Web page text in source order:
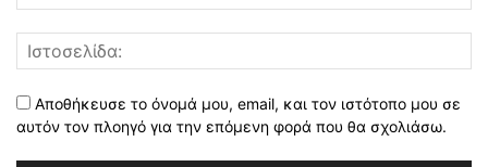
Αποθήκευσε το όνομά μου, email, και τον ιστότοπο μου σε
αυτόν τον πλοηγό για την επόμενη φορά που θα σχολιάσω.